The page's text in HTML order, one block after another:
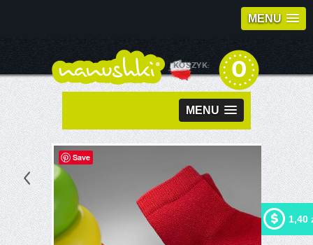
MENU
KOSZYK: 0
MENU
Save
1,40